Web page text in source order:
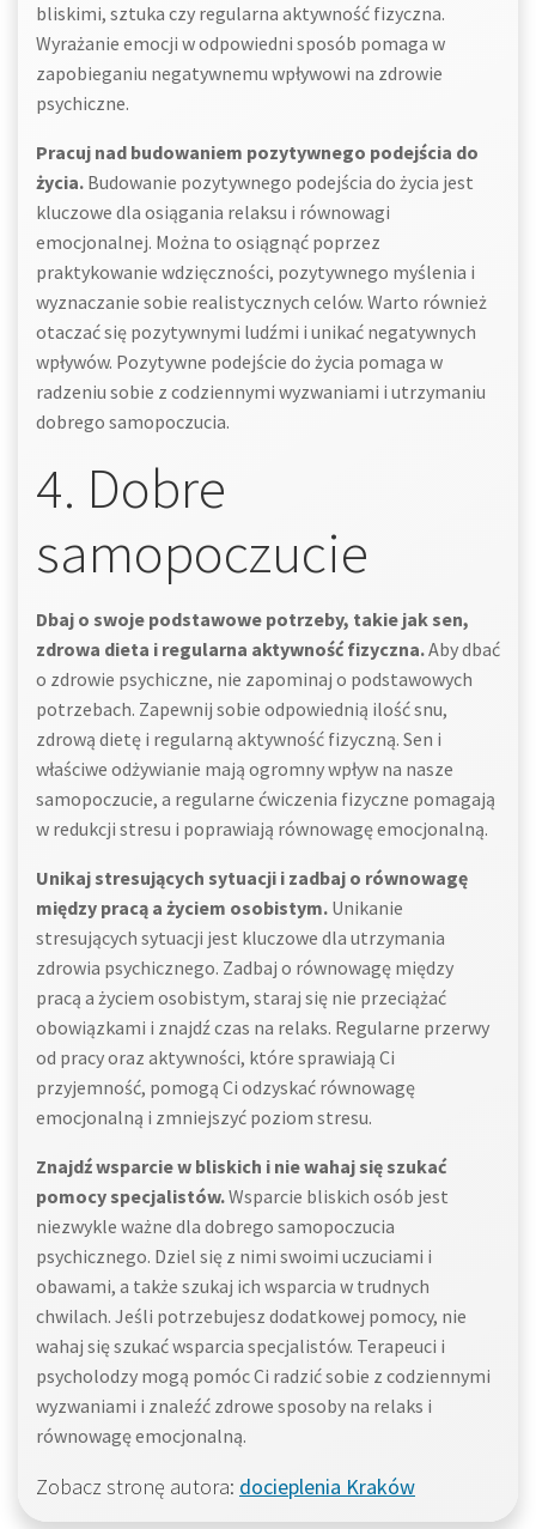
bliskimi, sztuka czy regularna aktywność fizyczna.
Wyrażanie emocji w odpowiedni sposób pomaga w
zapobieganiu negatywnemu wpływowi na zdrowie
psychiczne.
Pracuj nad budowaniem pozytywnego podejścia do
życia. Budowanie pozytywnego podejścia do życia jest
kluczowe dla osiągania relaksu i równowagi
emocjonalnej. Można to osiągnąć poprzez
praktykowanie wdzięczności, pozytywnego myślenia i
wyznaczanie sobie realistycznych celów. Warto również
otaczać się pozytywnymi ludźmi i unikać negatywnych
wpływów. Pozytywne podejście do życia pomaga w
radzeniu sobie z codziennymi wyzwaniami i utrzymaniu
dobrego samopoczucia.
4. Dobre
samopoczucie
Dbaj o swoje podstawowe potrzeby, takie jak sen,
zdrowa dieta i regularna aktywność fizyczna.Aby dbać
o zdrowie psychiczne, nie zapominaj o podstawowych
potrzebach. Zapewnij sobie odpowiednią ilość snu,
zdrową dietę i regularną aktywność fizyczną. Sen i
właściwe odżywianie mają ogromny wpływ na nasze
samopoczucie, a regularne ćwiczenia fizyczne pomagają
w redukcji stresu i poprawiają równowagę emocjonalną.
Unikaj stresujących sytuacji i zadbaj o równowagę
między pracą a życiem osobistym. Unikanie
stresujących sytuacji jest kluczowe dla utrzymania
zdrowia psychicznego. Zadbaj o równowagę między
pracą a życiem osobistym, staraj się nie przeciążać
obowiązkami i znajdź czas na relaks. Regularne przerwy
od pracy oraz aktywności, które sprawiają Ci
przyjemność, pomogą Ci odzyskać równowagę
emocjonalną i zmniejszyć poziom stresu.
Znajdź wsparcie w bliskich i nie wahaj się szukać
pomocy specjalistów.Wsparcie bliskich osób jest
niezwykle ważne dla dobrego samopoczucia
psychicznego. Dziel się z nimi swoimi uczuciami i
obawami, a także szukaj ich wsparcia w trudnych
chwilach. Jeśli potrzebujesz dodatkowej pomocy, nie
wahaj się szukać wsparcia specjalistów. Terapeuci i
psycholodzy mogą pomóc Ci radzić sobie z codziennymi
wyzwaniami i znaleźć zdrowe sposoby na relaks i
równowagę emocjonalną.
Zobacz stronę autora: docieplenia Kraków